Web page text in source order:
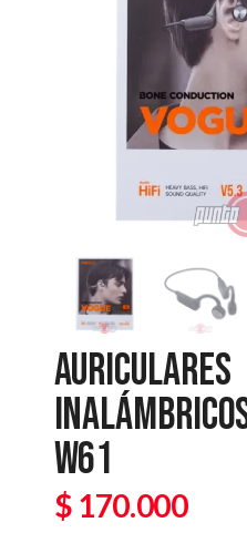
AURICULARES
W61
$ 170.000